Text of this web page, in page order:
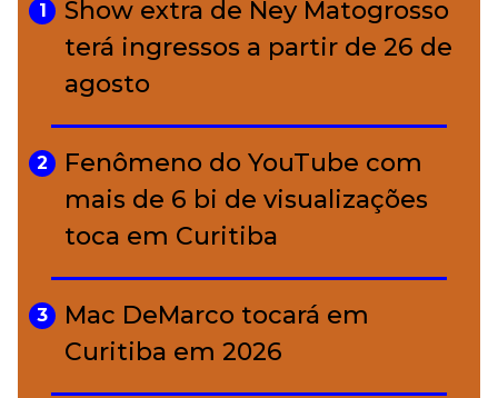
conquistou o luxo
A ciência por trás da skincare: a
função de cada ativo
1
Show extra de Ney Matogrosso
terá ingressos a partir de 26 de
agosto
2
Fenômeno do YouTube com
mais de 6 bi de visualizações
toca em Curitiba
3
Mac DeMarco tocará em
Curitiba em 2026